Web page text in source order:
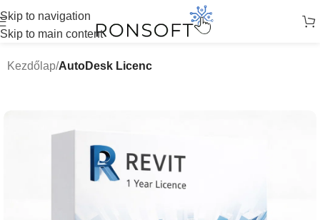
Skip to navigation
Skip to main content
Kezdőlap AutoDesk Licenc